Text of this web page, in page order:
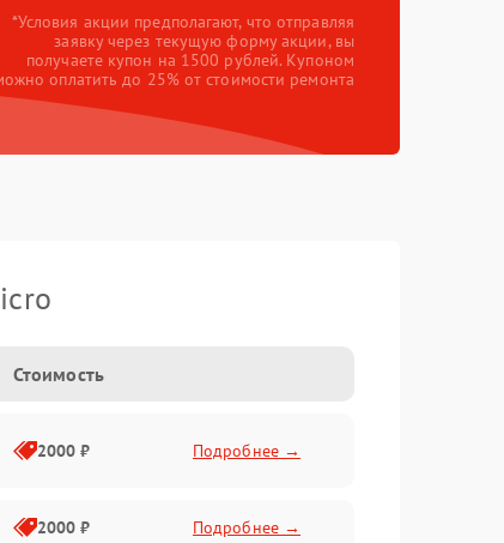
*Условия акции предполагают, что отправляя
заявку через текущую форму акции, вы
получаете купон на 1500 рублей. Купоном
оплатить до 25% от стоимости ремонта
Стоимость
2000 ₽ Подробнее →
2000 ₽ Подробнее →